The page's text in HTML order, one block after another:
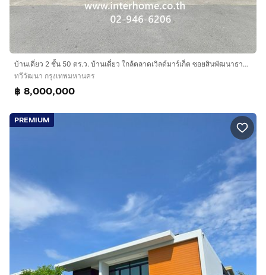
บ้านเดี่ยว 2 ชั้น 50 ตร.ว. บ้านเดี่ยว ใกล้ตลาดเวิลด์มาร์เก็ต ซอยสินพัฒนาธานี1-13 ถนนเพชรเกษม ถนนทวีวัฒนา ถนนซอยสินพัฒนาธานี1-13 เขตทวีวัฒนา
ทวีวัฒนา กรุงเทพมหานคร
฿ 8,000,000
PREMIUM